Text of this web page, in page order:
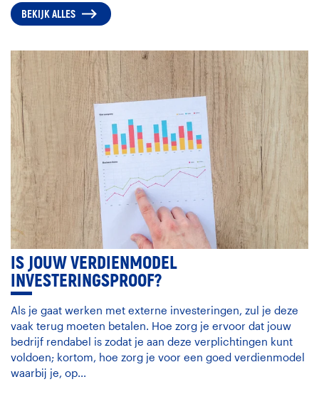
BEKIJK ALLES
IS JOUW VERDIENMODEL
INVESTERINGSPROOF?
Als je gaat werken met externe investeringen, zul je deze
vaak terug moeten betalen. Hoe zorg je ervoor dat jouw
bedrijf rendabel is zodat je aan deze verplichtingen kunt
voldoen; kortom, hoe zorg je voor een goed verdienmodel
waarbij je, op...